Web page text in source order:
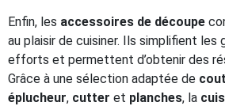
Enfin, les accessoires de découpe
au plaisir de cuisiner. Ils simplifient les
efforts et permettent d’obtenir des
Grâce à une sélection adaptée de
éplucheur, cutter et planches, la